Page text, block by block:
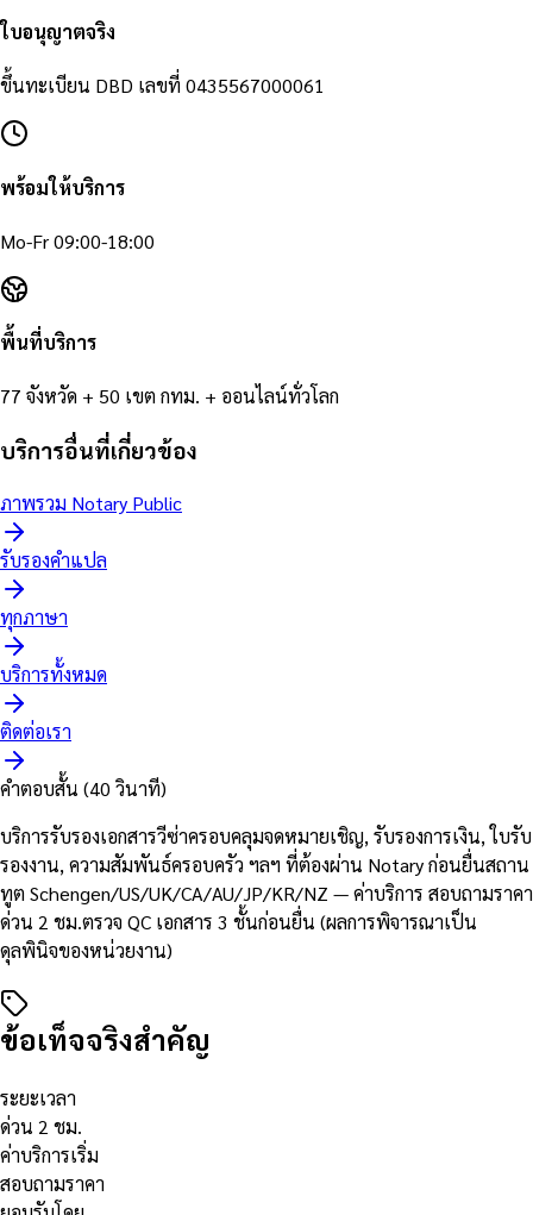
ใบอนุญาตจริง
ขึ้นทะเบียน DBD เลขที่ 0435567000061
พร้อมให้บริการ
Mo-Fr 09:00-18:00
พื้นที่บริการ
77 จังหวัด + 50 เขต กทม. + ออนไลน์ทั่วโลก
บริการอื่นที่เกี่ยวข้อง
ภาพรวม Notary Public
รับรองคำแปล
ทุกภาษา
บริการทั้งหมด
ติดต่อเรา
คำตอบสั้น (40 วินาที)
บริการรับรองเอกสารวีซ่าครอบคลุมจดหมายเชิญ, รับรองการเงิน, ใบรับ
รองงาน, ความสัมพันธ์ครอบครัว ฯลฯ ที่ต้องผ่าน Notary ก่อนยื่นสถาน
ทูต Schengen/US/UK/CA/AU/JP/KR/NZ — ค่าบริการ สอบถามราคา
ด่วน 2 ชม.ตรวจ QC เอกสาร 3 ชั้นก่อนยื่น (ผลการพิจารณาเป็น
ดุลพินิจของหน่วยงาน)
ข้อเท็จจริงสำคัญ
ระยะเวลา
ด่วน 2 ชม.
ค่าบริการเริ่ม
สอบถามราคา